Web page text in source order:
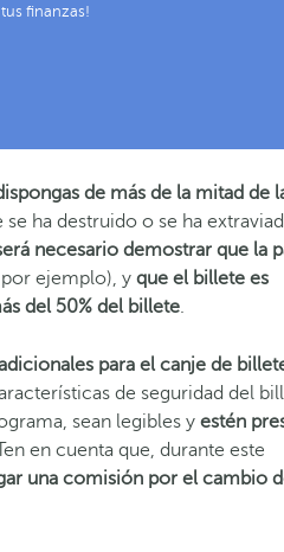
finanzas!
de más de la mitad de
ha destruido o se ha
necesario demostrar que la
ejemplo), y que el billete es
del 50% del billete.
para el canje de
de seguridad del
sean legibles y estén
en cuenta que, durante este
una comisión por el cambio